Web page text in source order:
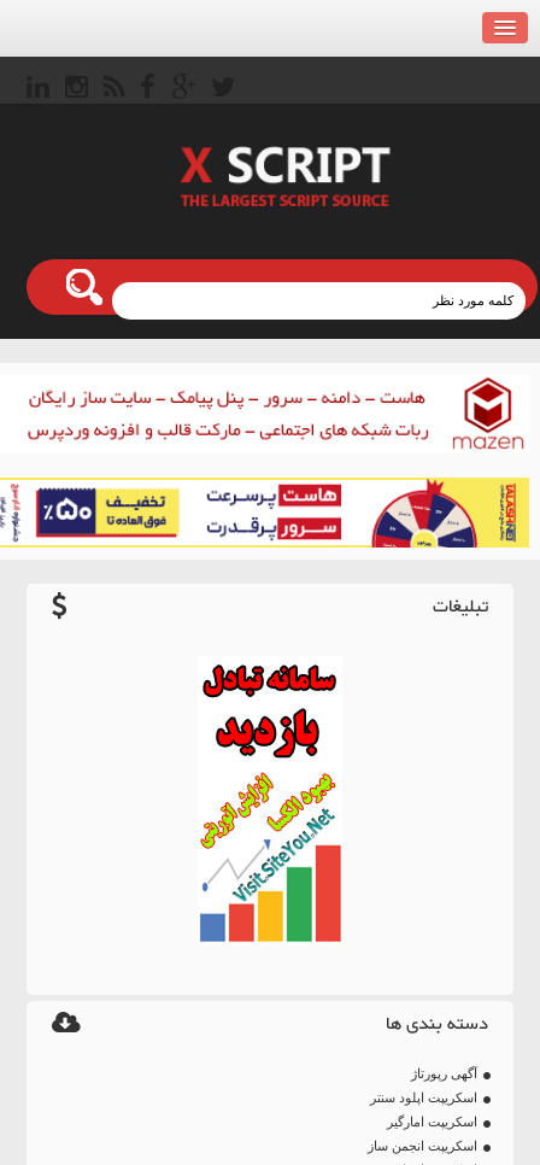
تبلیغات
دسته بندی ها
آگهی رپورتاژ
اسکریپت اپلود سنتر
اسکریپت امارگیر
اسکریپت انجمن ساز